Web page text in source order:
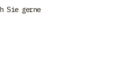
Sie gerne